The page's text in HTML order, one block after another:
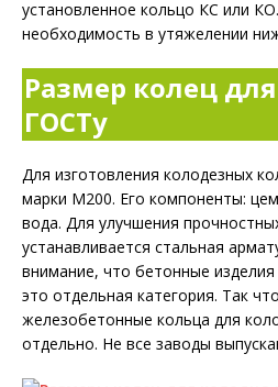
установленное кольцо КС или
необходимость в утяжелении
Размер колец
ГОСТу
Для изготовления колодезных
марки М200. Его компоненты:
вода. Для улучшения
устанавливается стальная
внимание, что бетонные
это отдельная категория. Так
железобетонные кольца для
отдельно. Не все заводы